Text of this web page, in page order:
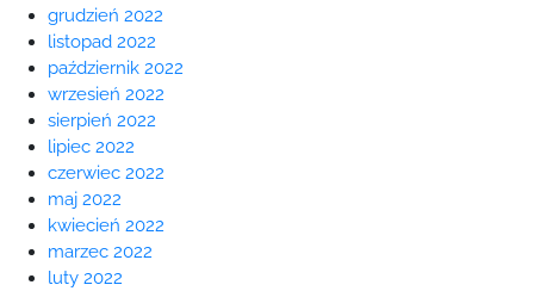
grudzień 2022
listopad 2022
październik 2022
wrzesień 2022
sierpień 2022
lipiec 2022
czerwiec 2022
maj 2022
kwiecień 2022
marzec 2022
luty 2022